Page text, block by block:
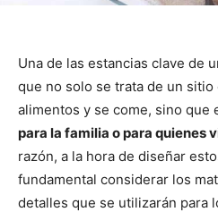
Una de las estancias clave de
que no solo se trata de un
alimentos y se come, sino que
para la familia o para quienes
razón, a la hora de diseñar
fundamental considerar los
detalles que se utilizarán para